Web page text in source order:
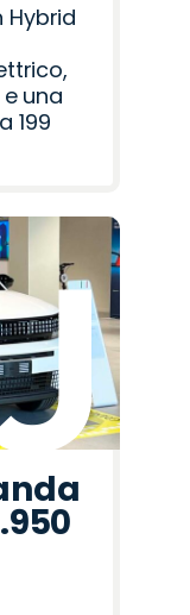
Hybrid
una
199